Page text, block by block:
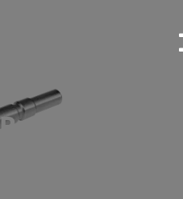
RACCORD
RAPIDE